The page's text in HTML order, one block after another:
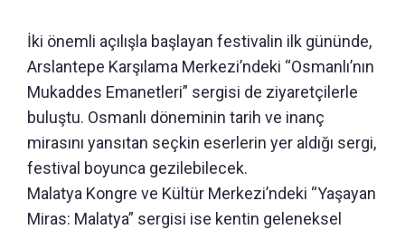
İki önemli açılışla başlayan festivalin ilk gününde,
Arslantepe Karşılama Merkezi’ndeki “Osmanlı’nın
Mukaddes Emanetleri” sergisi de ziyaretçilerle
buluştu. Osmanlı döneminin tarih ve inanç
mirasını yansıtan seçkin eserlerin yer aldığı sergi,
festival boyunca gezilebilecek.
Malatya Kongre ve Kültür Merkezi’ndeki “Yaşayan
Miras: Malatya” sergisi ise kentin geleneksel